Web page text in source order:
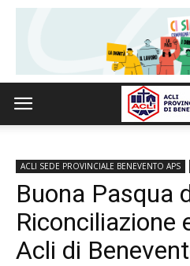
ACLI SEDE PROVINCIALE BENEVENTO APS
Buona Pasqua
Riconciliazione
Acli di